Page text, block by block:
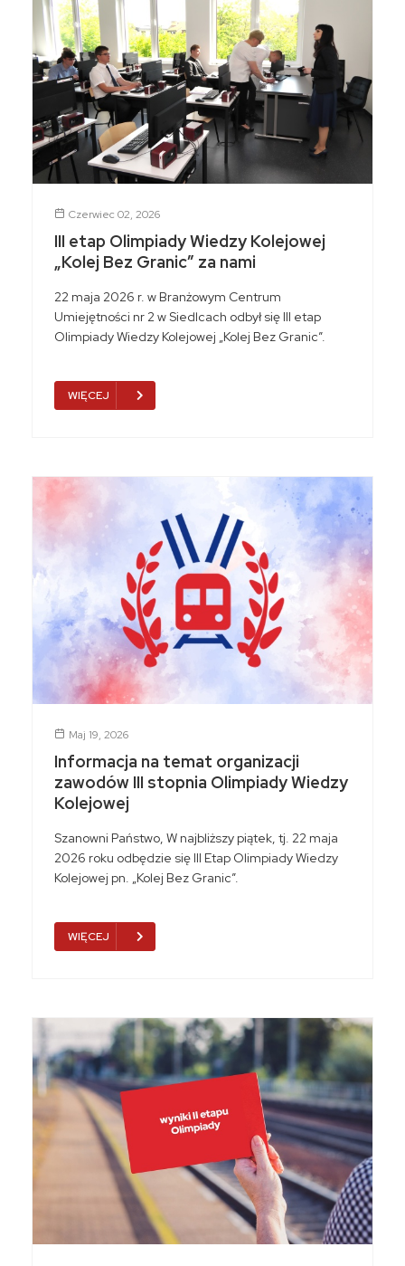
Czerwiec 02, 2026
III etap Olimpiady Wiedzy Kolejowej
„Kolej Bez Granic” za nami
22 maja 2026 r. w Branżowym Centrum
Umiejętności nr 2 w Siedlcach odbył się III etap
Olimpiady Wiedzy Kolejowej „Kolej Bez Granic”.
WIĘCEJ
Maj 19, 2026
Informacja na temat organizacji
zawodów III stopnia Olimpiady Wiedzy
Kolejowej
Szanowni Państwo, W najbliższy piątek, tj. 22 maja
2026 roku odbędzie się III Etap Olimpiady Wiedzy
Kolejowej pn. „Kolej Bez Granic”.
WIĘCEJ